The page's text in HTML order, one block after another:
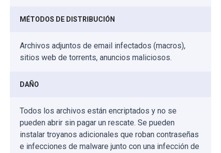
MÉTODOS DE DISTRIBUCIÓN
Archivos adjuntos de email infectados (macros),
sitios web de torrents, anuncios maliciosos.
DAÑO
Todos los archivos están encriptados y no se
pueden abrir sin pagar un rescate. Se pueden
instalar troyanos adicionales que roban contraseñas
e infecciones de malware junto con una infección de